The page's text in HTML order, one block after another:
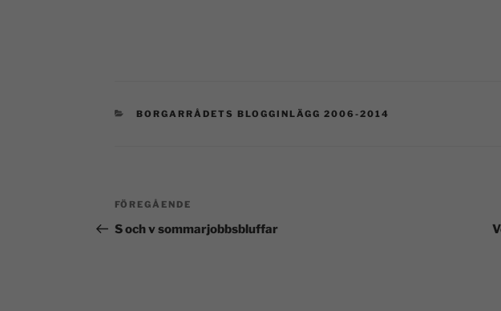
BORGARRÅDETS BLOGGINLÄGG 2006-2014
FÖREGÅENDE
S och v sommarjobbsbluffar